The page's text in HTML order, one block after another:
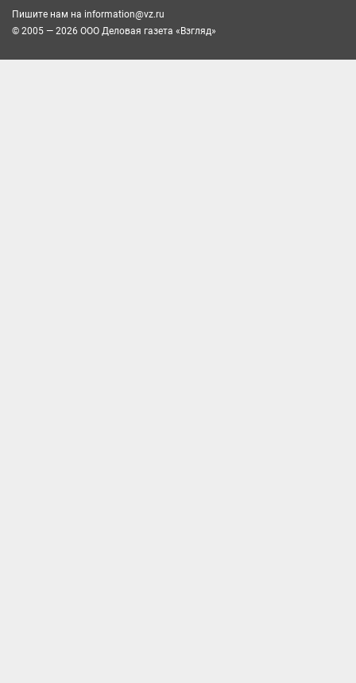
Пишите нам на information@vz.ru
© 2005 — 2026 ООО Деловая газета «Взгляд»